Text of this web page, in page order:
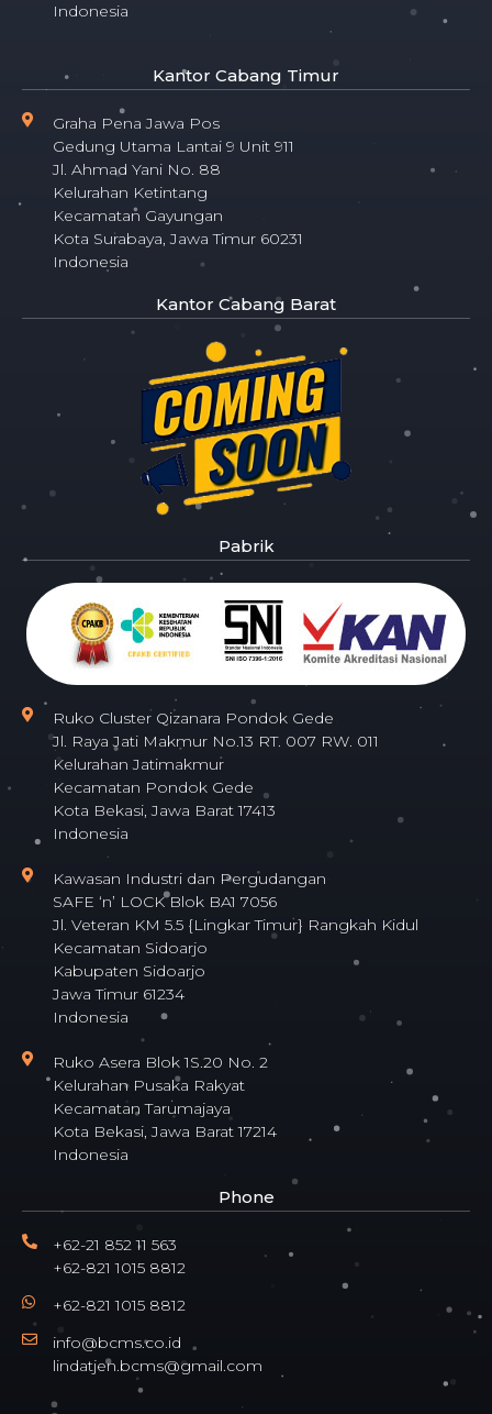
Indonesia
Kantor Cabang Timur
Graha Pena Jawa Pos
Gedung Utama Lantai 9 Unit 911
Jl. Ahmad Yani No. 88
Kelurahan Ketintang
Kecamatan Gayungan
Kota Surabaya, Jawa Timur 60231
Indonesia
Kantor Cabang Barat
Pabrik
Ruko Cluster Qizanara Pondok Gede
Jl. Raya Jati Makmur No.13 RT. 007 RW. 011
Kelurahan Jatimakmur
Kecamatan Pondok Gede
Kota Bekasi, Jawa Barat 17413
Indonesia
Kawasan Industri dan Pergudangan
SAFE ‘n’ LOCK Blok BA1 7056
Jl. Veteran KM 5.5 {Lingkar Timur} Rangkah Kidul
Kecamatan Sidoarjo
Kabupaten Sidoarjo
Jawa Timur 61234
Indonesia
Ruko Asera Blok 1S.20 No. 2
Kelurahan Pusaka Rakyat
Kecamatan Tarumajaya
Kota Bekasi, Jawa Barat 17214
Indonesia
Phone
+62-21 852 11 563
+62-821 1015 8812
+62-821 1015 8812
info@bcms.co.id
lindatjen.bcms@gmail.com